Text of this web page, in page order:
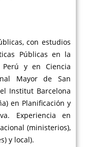
con estudios
Públicas en la
Perú y en Ciencia
Mayor de San
Institut Barcelona
en Planificación y
Experiencia en
(ministerios),
y local).